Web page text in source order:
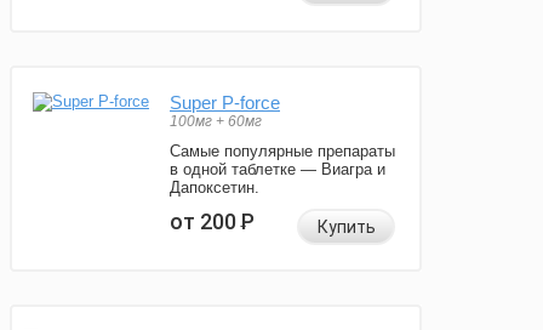
Super P-force
100мг + 60мг
Самые популярные препараты
в одной таблетке — Виагра и
Дапоксетин.
от 200Р Купить